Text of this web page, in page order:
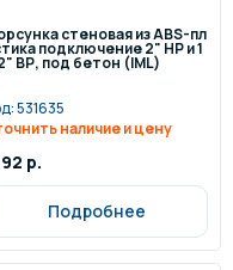
стеновая из ABS-пл
подключение 2" НР и 1
ВР, под бетон (IML)
531635
наличие и цену
р.
Подробнее